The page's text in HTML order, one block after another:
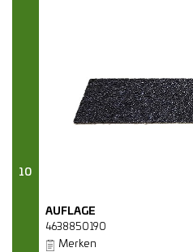
10
AUFLAGE
4638850190
Merken